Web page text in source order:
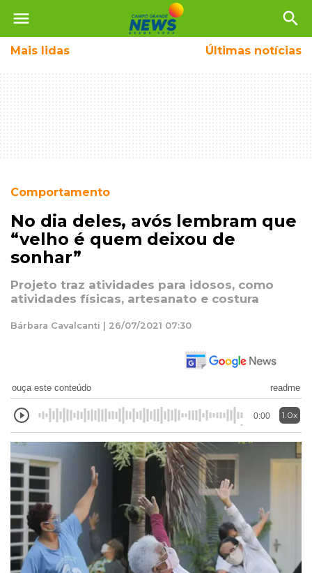
menu search
Mais lidas Últimas notícias
Comportamento
No dia deles, avós lembram que
“velho é quem deixou de
sonhar”
Projeto traz atividades para idosos, como
atividades físicas, artesanato e costura
Bárbara Cavalcanti | 26/07/2021 07:30
ouça este conteúdo readme
0:00 1.0x